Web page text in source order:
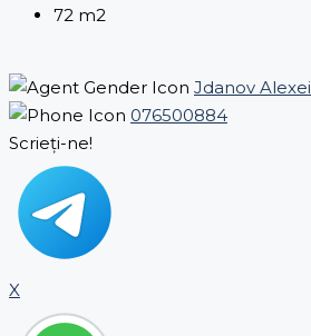
72 m2
Jdanov Alexei
076500884
Scrieți-ne!
X